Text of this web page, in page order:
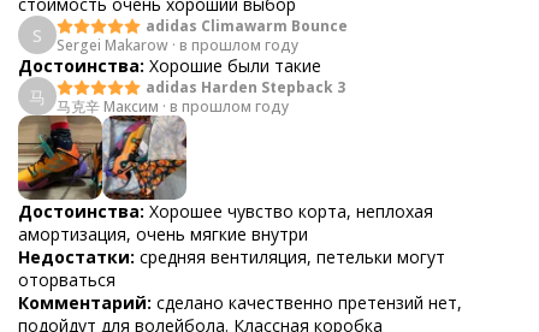
S
adidas Climawarm Bounce
Sergei Makarow · в прошлом году
Достоинства: Хорошие были такие
马
adidas Harden Stepback 3
马克辛 Максим · в прошлом году
Достоинства: Хорошее чувство корта, неплохая
амортизация, очень мягкие внутри
Недостатки: средняя вентиляция, петельки могут
оторваться
Комментарий: сделано качественно претензий нет,
подойдут для волейбола. Классная коробка